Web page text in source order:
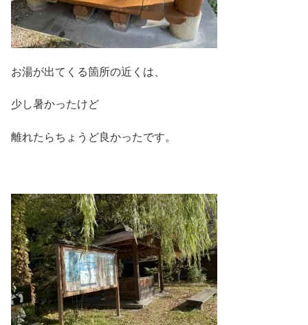
お湯が出てくる箇所の近くは、
少し暑かったけど
離れたらちょうど良かったです。